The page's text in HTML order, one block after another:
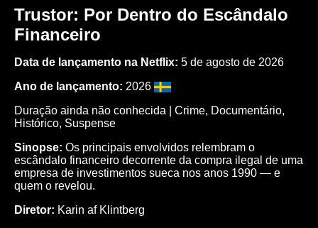
Trustor: Por Dentro do Escândalo
Financeiro
Data de lançamento na Netflix: 5 de agosto de 2026
Ano de lançamento: 2026
Duração ainda não conhecida | Crime, Documentário,
Histórico, Suspense
Sinopse: Os principais envolvidos relembram o
escândalo financeiro decorrente da compra ilegal de uma
empresa de investimentos sueca nos anos 1990 — e
quem o revelou.
Diretor: Karin af Klintberg